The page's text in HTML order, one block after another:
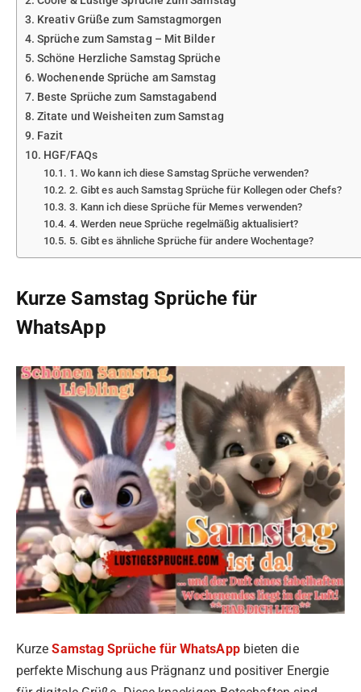
Kreativ Grüße zum Samstagmorgen
Sprüche zum Samstag – Mit Bilder
Schöne Herzliche Samstag Sprüche
Wochenende Sprüche am Samstag
Beste Sprüche zum Samstagabend
Zitate und Weisheiten zum Samstag
Fazit
HGF/FAQs
1. Wo kann ich diese Samstag Sprüche verwenden?
2. Gibt es auch Samstag Sprüche für Kollegen oder Chefs?
3. Kann ich diese Sprüche für Memes verwenden?
4. Werden neue Sprüche regelmäßig aktualisiert?
5. Gibt es ähnliche Sprüche für andere Wochentage?
Kurze Samstag Sprüche für
WhatsApp
KurzeSamstag Sprüche für WhatsAppbieten die
perfekte Mischung aus Prägnanz und positiver Energie